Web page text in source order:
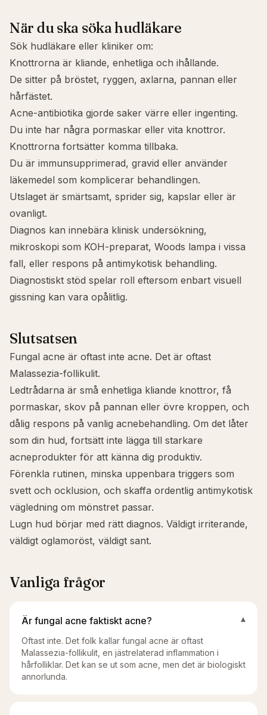
När du ska söka hudläkare
Sök hudläkare eller kliniker om:
Knottrorna är kliande, enhetliga och ihållande.
De sitter på bröstet, ryggen, axlarna, pannan eller
hårfästet.
Acne-antibiotika gjorde saker värre eller ingenting.
Du inte har några pormaskar eller vita knottror.
Knottrorna fortsätter komma tillbaka.
Du är immunsupprimerad, gravid eller använder
läkemedel som komplicerar behandlingen.
Utslaget är smärtsamt, sprider sig, kapslar eller är
ovanligt.
Diagnos kan innebära klinisk undersökning,
mikroskopi som KOH-preparat, Woods lampa i vissa
fall, eller respons på antimykotisk behandling.
Diagnostiskt stöd spelar roll eftersom enbart visuell
gissning kan vara opålitlig.
Slutsatsen
Fungal acne är oftast inte acne. Det är oftast
Malassezia-follikulit.
Ledtrådarna är små enhetliga kliande knottror, få
pormaskar, skov på pannan eller övre kroppen, och
dålig respons på vanlig acnebehandling. Om det låter
som din hud, fortsätt inte lägga till starkare
acneprodukter för att känna dig produktiv.
Förenkla rutinen, minska uppenbara triggers som
svett och ocklusion, och skaffa ordentlig antimykotisk
vägledning om mönstret passar.
Lugn hud börjar med rätt diagnos. Väldigt irriterande,
väldigt oglamoröst, väldigt sant.
Vanliga frågor
Är fungal acne faktiskt acne? ▾
Oftast inte. Det folk kallar fungal acne är oftast
Malassezia-follikulit, en jästrelaterad inflammation i
hårfolliklar. Det kan se ut som acne, men det är biologiskt
annorlunda.